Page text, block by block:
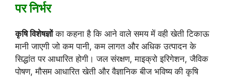
पर निर्भर
कृषि विशेषज्ञोंका कहना है कि आने वाले समय में वही खेती टिकाऊ
मानी जाएगी जो कम पानी, कम लागत और अधिक उत्पादन के
सिद्धांत पर आधारित होगी। जल संरक्षण, माइक्रो इरिगेशन, जैविक
पोषण, मौसम आधारित खेती और वैज्ञानिक बीज भविष्य की कृषि